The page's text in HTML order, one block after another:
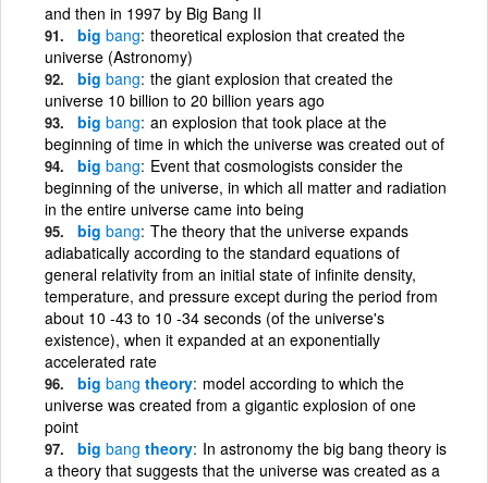
and then in 1997 by Big Bang II
big bang theoretical explosion that created the
universe (Astronomy)
big bang the giant explosion that created the
universe 10 billion to 20 billion years ago
big bang an explosion that took place at the
beginning of time in which the universe was created out of
big bang Event that cosmologists consider the
beginning of the universe, in which all matter and radiation
in the entire universe came into being
big bang The theory that the universe expands
adiabatically according to the standard equations of
general relativity from an initial state of infinite density,
temperature, and pressure except during the period from
about 10 -43 to 10 -34 seconds (of the universe's
existence), when it expanded at an exponentially
accelerated rate
big bang theory model according to which the
universe was created from a gigantic explosion of one
point
big bang theory In astronomy the big bang theory is
a theory that suggests that the universe was created as a